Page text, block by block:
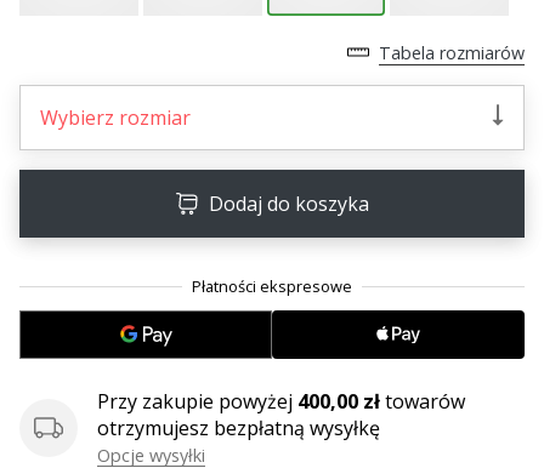
Zostań
Ambasadorem
Weplayvolleyball
jesteś
fanem
tak
my?
Dołącz
Tabela rozmiarów
Wybierz rozmiar
Dodaj do koszyka
Przy zakupie powyżej 400,00 złtowarów
otrzymujesz bezpłatną wysyłkę
Opcje wysyłki